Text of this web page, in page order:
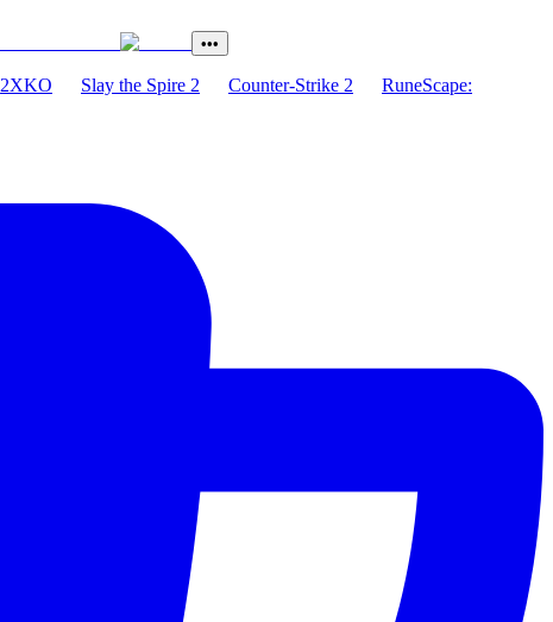
•••
2XKO Slay the Spire 2 Counter-Strike 2
RuneScape: